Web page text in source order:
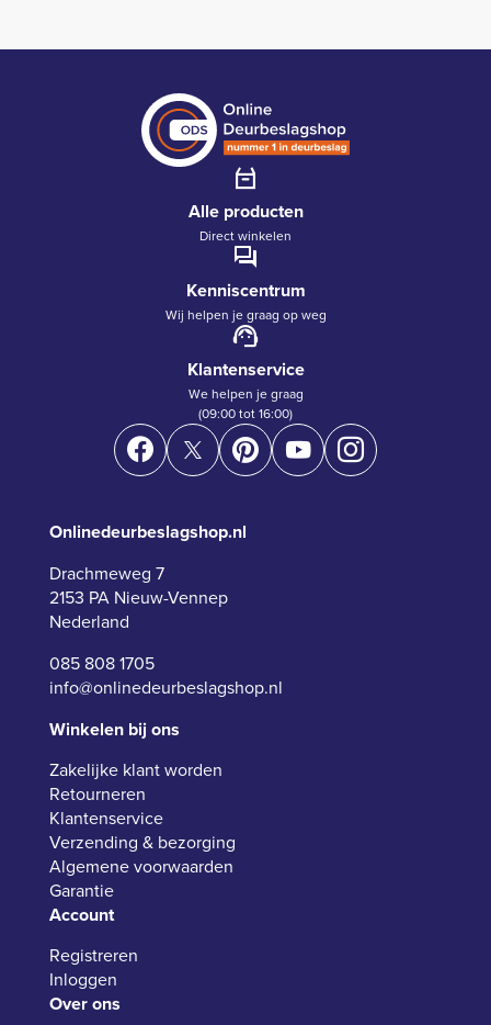
Alle producten
Direct winkelen
Kenniscentrum
Wij helpen je graag op weg
Klantenservice
We helpen je graag
(09:00 tot 16:00)
Onlinedeurbeslagshop.nl
Drachmeweg 7
2153 PA Nieuw-Vennep
Nederland
085 808 1705
info@onlinedeurbeslagshop.nl
Winkelen bij ons
Zakelijke klant worden
Retourneren
Klantenservice
Verzending & bezorging
Algemene voorwaarden
Garantie
Account
Registreren
Inloggen
Over ons